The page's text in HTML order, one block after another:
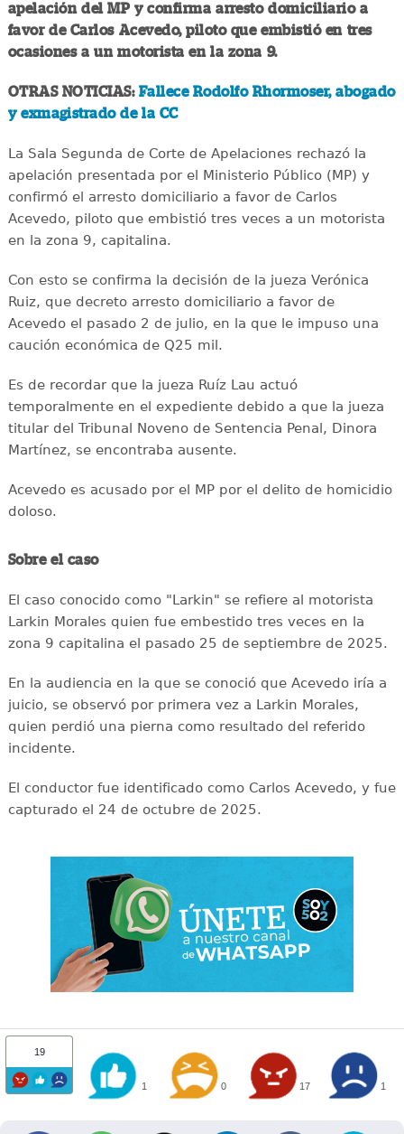
apelación del MP y confirma arresto domiciliario a
favor de Carlos Acevedo, piloto que embistió en tres
ocasiones a un motorista en la zona 9.
OTRAS NOTICIAS: Fallece Rodolfo Rhormoser, abogado
y exmagistrado de la CC
La Sala Segunda de Corte de Apelaciones rechazó la
apelación presentada por el Ministerio Público (MP) y
confirmó el arresto domiciliario a favor de Carlos
Acevedo, piloto que embistió tres veces a un motorista
en la zona 9, capitalina.
Con esto se confirma la decisión de la jueza Verónica
Ruiz, que decreto arresto domiciliario a favor de
Acevedo el pasado 2 de julio, en la que le impuso una
caución económica de Q25 mil.
Es de recordar que la jueza Ruíz Lau actuó
temporalmente en el expediente debido a que la jueza
titular del Tribunal Noveno de Sentencia Penal, Dinora
Martínez, se encontraba ausente.
Acevedo es acusado por el MP por el delito de homicidio
doloso.
Sobre el caso
El caso conocido como "Larkin" se refiere al motorista
Larkin Morales quien fue embestido tres veces en la
zona 9 capitalina el pasado 25 de septiembre de 2025.
En la audiencia en la que se conoció que Acevedo iría a
juicio, se observó por primera vez a Larkin Morales,
quien perdió una pierna como resultado del referido
incidente.
El conductor fue identificado como Carlos Acevedo, y fue
capturado el 24 de octubre de 2025.
19
1 0 17 1